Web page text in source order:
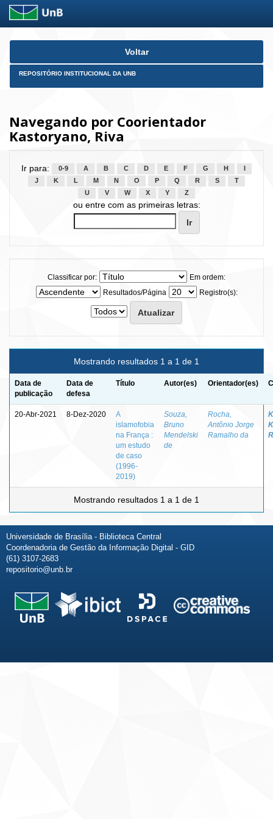
Skip
Voltar
REPOSITÓRIO INSTITUCIONAL DA UNB
Navegando por Coorientador
Kastoryano, Riva
Ir para: 0-9 A B C D E F G H
J
K L M N O P Q R S
T
U
V W X Y Z
ou entre com as primeiras letras:
Classificar por:
Em ordem:
Resultados/Página
Registro(s):
Mostrando resultados 1 a 1 de 1
Data de
publicação
Data de
defesa
Título Autor(es) Orientador(es)
20-Abr-2021 8-Dez-2020
A
islamofobia
na França :
um estudo
de caso
(1996-
2019)
Souza,
Bruno
Mendelski
de
Rocha,
Antônio Jorge
Ramalho da
Mostrando resultados 1 a 1 de 1
Universidade de Brasília - Biblioteca Central
Coordenadoria de Gestão da Informação Digital - GID
(61) 3107-2683
repositorio@unb.br